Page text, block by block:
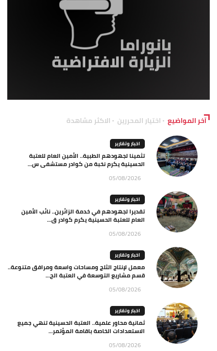
آخر المواضيع اختيار المحررين الاكثر مشاهدة
اخبار وتقارير
تثمينا لجهودهم الطبية.. الأمين العام للعتبة
الحسينية يكرم نخبة من كوادر مستشفى س...
05/08/2026
اخبار وتقارير
تقديرا لجهودهم في خدمة الزائرين.. نائب الأمين
العام للعتبة الحسينية يكرم كوادر ق...
05/08/2026
اخبار وتقارير
معمل لإنتاج الثلج ومساحات واسعة ومرافق متنوعة..
قسم مشاريع التوسعة في العتبة الح...
05/08/2026
اخبار وتقارير
ثمانية محاور علمية.. العتبة الحسينية تنهي جميع
الاستعدادات الخاصة باقامة المؤتمر...
05/08/2026